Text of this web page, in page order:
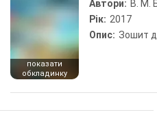
показати
обкладинку
Автори: В. М.
Рік: 2017
Опис: Зошит